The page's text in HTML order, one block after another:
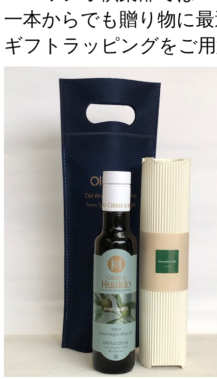
一本からでも贈り物に
ギフトラッピングをご